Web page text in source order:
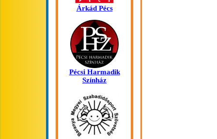
Árkád Pécs
Pécsi Harmadik
Színház